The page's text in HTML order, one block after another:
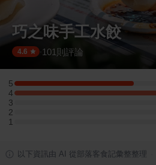
巧之味手工水餃
4.6 ·101 則評論
5
5 星：9 則評論
4
4 星：15 則評論
3
3 星：0 則評論
2
2 星：0 則評論
1
1 星：0 則評論
以下資訊由 AI 從部落客食記彙整整理